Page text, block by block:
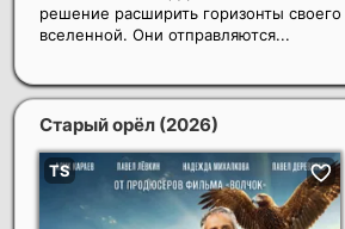
решение расширить горизонты
вселенной. Они отправляются...
Старый орёл (2026)